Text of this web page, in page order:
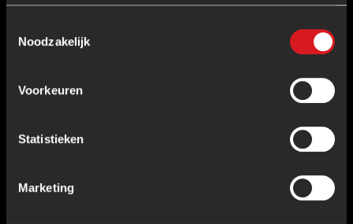
Noodzakelijk
Voorkeuren
Statistieken
Marketing